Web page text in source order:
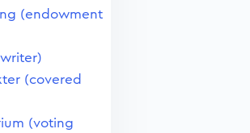
(endowment
(covered
(voting